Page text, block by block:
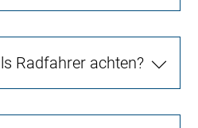
Radfahrer achten?